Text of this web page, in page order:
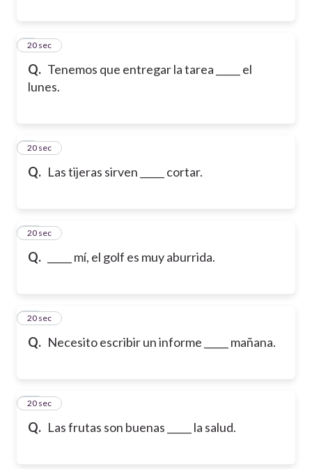
Q. Tenemos que entregar la tarea _____ el
lunes.
8
20 sec
Q. Las tijeras sirven _____ cortar.
9
20 sec
Q. _____ mí, el golf es muy aburrida.
10
20 sec
Q. Necesito escribir un informe _____ mañana.
11
20 sec
Q. Las frutas son buenas _____ la salud.
12
20 sec